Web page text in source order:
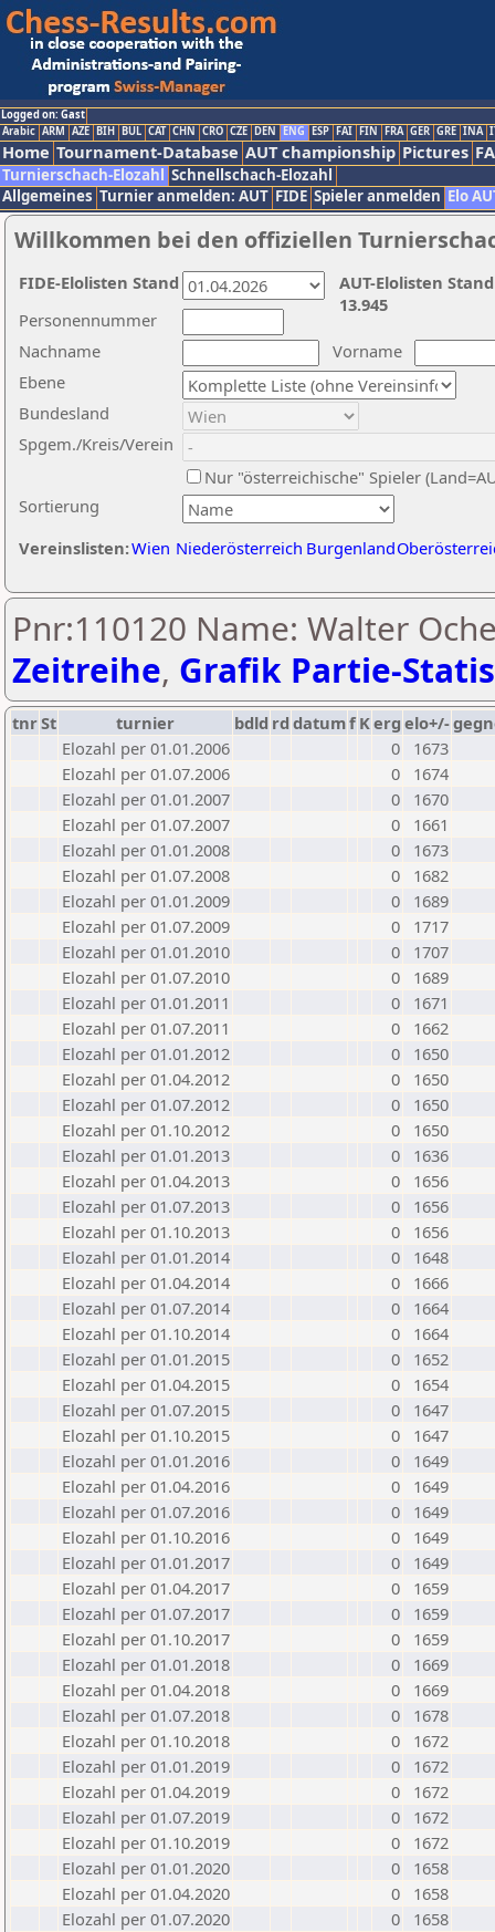
Logged on: Gast
Arabic ARM AZE BIH BUL CAT CHN CRO CZE DEN ENG ESP FAI FIN FRA GER GRE INA
Home Tournament-Database AUT championship Pictures
Turnierschach-Elozahl Schnellschach-Elozahl
Allgemeines Turnier anmelden: AUT FIDE Spieler anmelden Elo
Willkommen bei den offiziellen
Nachname
Vorname
Ebene
Sortierung
Personennummer
Bundesland
Spgem./Kreis/Verein
Nur "österreichische" Spieler
Vereinslisten:Wien Niederösterreich Burgenland
AUT-Elolisten
13.945
FIDE-Elolisten Stand
Pnr:110120 Name: Walter
Zeitreihe, Grafik Partie-
tnrSt turnier bdld rd datumf Kerg elo+/-
Elozahl per 01.01.2006
0
1673
Elozahl per 01.07.2006
0
1674
Elozahl per 01.01.2007
0
1670
Elozahl per 01.07.2007
0
1661
Elozahl per 01.01.2008
0
1673
Elozahl per 01.07.2008
0
1682
Elozahl per 01.01.2009
0
1689
Elozahl per 01.07.2009
0
1717
Elozahl per 01.01.2010
0
1707
Elozahl per 01.07.2010
0
1689
Elozahl per 01.01.2011
0
1671
Elozahl per 01.07.2011
0
1662
Elozahl per 01.01.2012
0
1650
Elozahl per 01.04.2012
0
1650
Elozahl per 01.07.2012
0
1650
Elozahl per 01.10.2012
0
1650
Elozahl per 01.01.2013
0
1636
Elozahl per 01.04.2013
0
1656
Elozahl per 01.07.2013
0
1656
Elozahl per 01.10.2013
0
1656
Elozahl per 01.01.2014
0
1648
Elozahl per 01.04.2014
0
1666
Elozahl per 01.07.2014
0
1664
Elozahl per 01.10.2014
0
1664
Elozahl per 01.01.2015
0
1652
Elozahl per 01.04.2015
0
1654
Elozahl per 01.07.2015
0
1647
Elozahl per 01.10.2015
0
1647
Elozahl per 01.01.2016
0
1649
Elozahl per 01.04.2016
0
1649
Elozahl per 01.07.2016
0
1649
Elozahl per 01.10.2016
0
1649
Elozahl per 01.01.2017
0
1649
Elozahl per 01.04.2017
0
1659
Elozahl per 01.07.2017
0
1659
Elozahl per 01.10.2017
0
1659
Elozahl per 01.01.2018
0
1669
Elozahl per 01.04.2018
0
1669
Elozahl per 01.07.2018
0
1678
Elozahl per 01.10.2018
0
1672
Elozahl per 01.01.2019
0
1672
Elozahl per 01.04.2019
0
1672
Elozahl per 01.07.2019
0
1672
Elozahl per 01.10.2019
0
1672
Elozahl per 01.01.2020
0
1658
Elozahl per 01.04.2020
0
1658
Elozahl per 01.07.2020
0
1658